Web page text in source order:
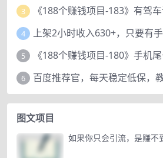
3
4
5
6 百度推荐官，每天稳定低保，
图文项目
如果你只会引流，是赚不